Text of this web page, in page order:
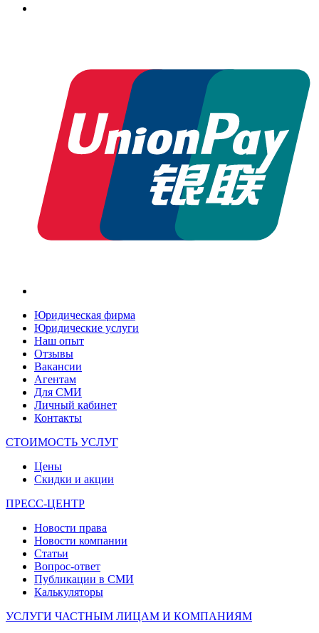
Юридическая фирма
Юридические услуги
Наш опыт
Отзывы
Вакансии
Агентам
Для СМИ
Личный кабинет
Контакты
СТОИМОСТЬ УСЛУГ
Цены
Скидки и акции
ПРЕСС-ЦЕНТР
Новости права
Новости компании
Статьи
Вопрос-ответ
Публикации в СМИ
Калькуляторы
УСЛУГИ ЧАСТНЫМ ЛИЦАМ И КОМПАНИЯМ